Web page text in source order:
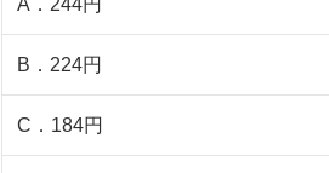
A ． 244円
B ． 224円
C ． 184円